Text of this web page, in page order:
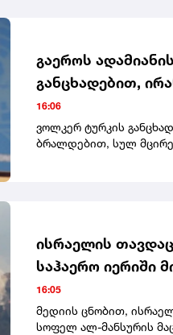
გაეროს
განცხადებით,
დასაჯეს
16:06
ვოლკერ ტურკის
ბრალდებით, სულ
ისრაელის
საჰაერო იერიში
16:05
მედიის ცნობით,
სოფელ ალ-მანსურის